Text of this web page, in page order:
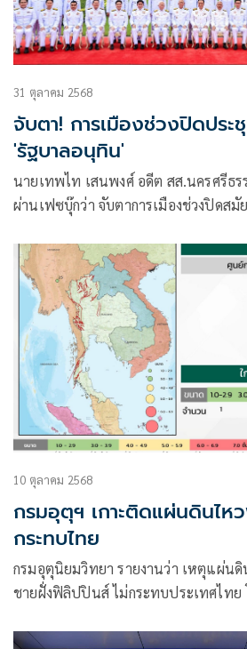
31 ตุลาคม 2568
จับตา! การเมืองช่วงปิดปร
'รัฐบาลอนุทิน'
นายเทพไท เสนพงศ์ อดีต สส.นครศรีธ
ผ่านเฟซบุ๊กว่า จับตาการเมืองช่วงปิดสมั
10 ตุลาคม 2568
กรมอุตุฯ เกาะติดแผ่นดินไ
กระทบไทย
กรมอุตุนิยมวิทยา รายงานว่า เหตุแผ่น
ชายฝั่งฟิลิปปินส์ ไม่กระทบประเทศไทย
สหรัฐ (USGS) รายงานการเกิดแผ่นดินไ